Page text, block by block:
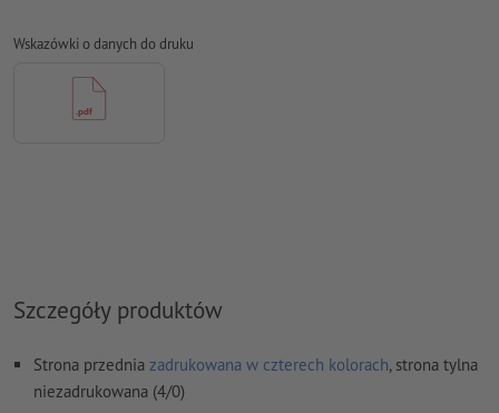
Zawartość pól formularzy
Jak poprawnie utworzyć dane do druku?
Wskazówki o danych do druku
Szczegóły produktów
Strona przednia zadrukowana w czterech kolorach, strona tylna
niezadrukowana (4/0)